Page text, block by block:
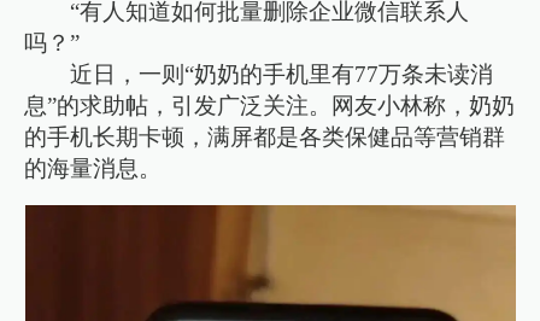
“有人知道如何批量删除企业微信联系人
吗？”
近日，一则“奶奶的手机里有77万条未读消
息”的求助帖，引发广泛关注。网友小林称，奶奶
的手机长期卡顿，满屏都是各类保健品等营销群
的海量消息。